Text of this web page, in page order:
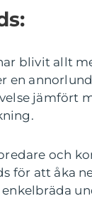
blivit allt
en
jämfört
och
för att åka